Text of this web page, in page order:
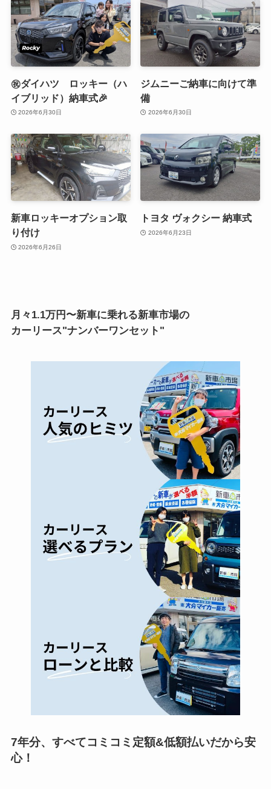
㊗️ダイハツ ロッキー（ハ
イブリッド）納車式🎉
2026年6月30日
ジムニーご納車に向けて準
備
2026年6月30日
新車ロッキーオプション取
り付け
2026年6月26日
トヨタ ヴォクシー 納車式
2026年6月23日
月々1.1万円〜新車に乗れる新車市場の
カーリース"ナンバーワンセット"
7年分、すべてコミコミ定額&低額払いだから安
心！